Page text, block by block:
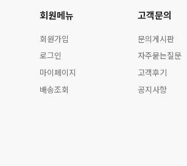
회원메뉴
회원가입
로그인
마이페이지
배송조회
고객문의
문의게시판
자주묻는질문
고객후기
공지사항